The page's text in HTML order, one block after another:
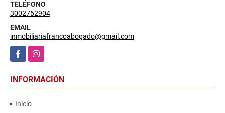
TELÉFONO
3002762904
EMAIL
inmobiliariafrancoabogado@gmail.com
FacebookInstagram
INFORMACIÓN
Inicio